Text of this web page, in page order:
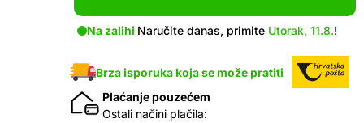
Na zalihi Naručite danas, primite Utorak, 11.8.!
Brza isporuka koja se može pratiti
Plaćanje pouzećem
Ostali načini plačila: